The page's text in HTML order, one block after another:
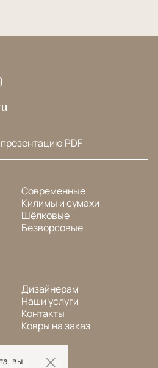
PDF
Современные
Килимы и сумахи
Шёлковые
Безворсовые
Дизайнерам
Наши услуги
Контакты
Ковры на заказ
— 2026
вы